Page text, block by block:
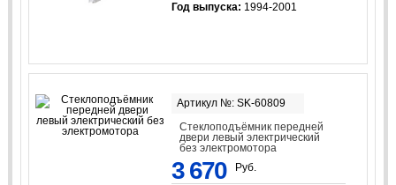
Год выпуска: 1994-2001
Артикул №: SK-60809
Стеклоподъёмник передней
двери левый электрический
без электромотора
3 670 Руб.